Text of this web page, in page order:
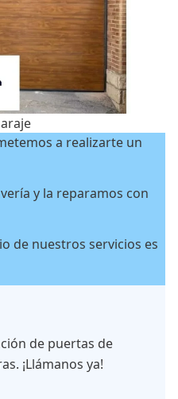
a realizarte un
y la reparamos con
de nuestros servicios es
de puertas de
¡Llámanos ya!